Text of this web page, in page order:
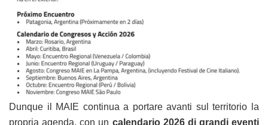
Dunque il MAIE continua a portare avanti sul territorio la
propria agenda, con un calendario 2026 di grandi eventi